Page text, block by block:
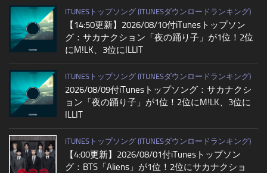
ITUNESトップソング (ITUNESダウンロードランキング)
【14:50更新】2026/08/10付iTunesトップソン
グ：サカナクション「夜の踊り子」が1位！2位
にM!LK、3位にILLIT
ITUNESトップソング (ITUNESダウンロードランキング)
2026/08/09付iTunesトップソング：サカナクシ
ョン「夜の踊り子」が1位！2位にM!LK、3位に
ILLIT
ITUNESトップソング (ITUNESダウンロードランキング)
【4:00更新】2026/08/01付iTunesトップソン
グ：BTS「Aliens」が1位！2位にサカナクショ